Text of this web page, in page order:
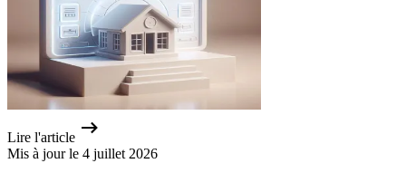
Lire l'article
Mis à jour le 4 juillet 2026